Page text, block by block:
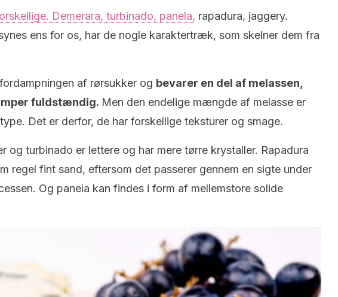
Demerara, turbinado, panela, rapadura, jaggery.
ens for os, har de nogle karaktertræk, som skelner dem fra
af rørsukker og bevarer en del af melassen,
fuldstændig. Men den endelige mængde af melasse er
Det er derfor, de har forskellige teksturer og smage.
og turbinado er lettere og har mere tørre krystaller. Rapadura
regel fint sand, eftersom det passerer gennem en sigte under
Og panela kan findes i form af mellemstore solide